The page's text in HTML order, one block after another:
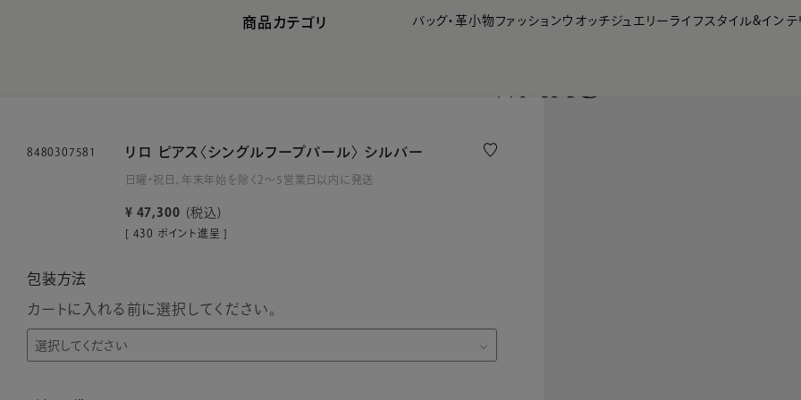
商品カテゴリ バッグ・革小物 ファッションウオッチジュエリー ライフスタイル&インテ
8480307581 リロ ピアス〈シングルフープパール〉 シルバー
日曜・祝日、年末年始を除く2～5営業日以内に発送
¥ 47,300 税込
[ 430 ポイント進呈 ]
包装方法
カートに入れる前に選択してください。